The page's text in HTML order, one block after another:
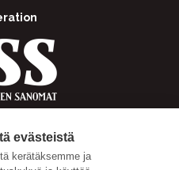
evästeistä
kerätäksemme ja